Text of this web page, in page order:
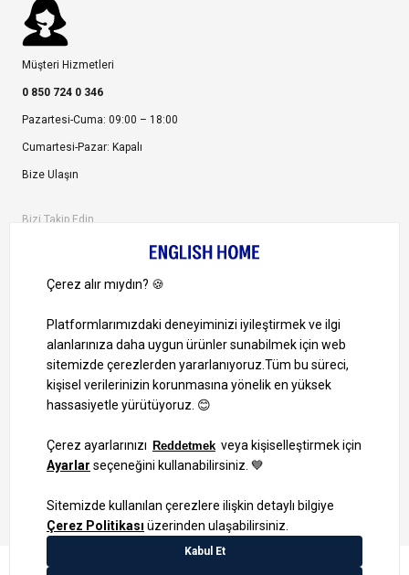
Müşteri Hizmetleri
0 850 724 0 346
Pazartesi-Cuma: 09:00 – 18:00
Cumartesi-Pazar: Kapalı
Bize Ulaşın
Bizi Takip Edin
1000 TL ve Üzeri Alışverişlerinizde Kargo Bedava!
Bilgi Toplum Hizmetleri
KVKK Veri İşleme Politikamız
Site Haritası